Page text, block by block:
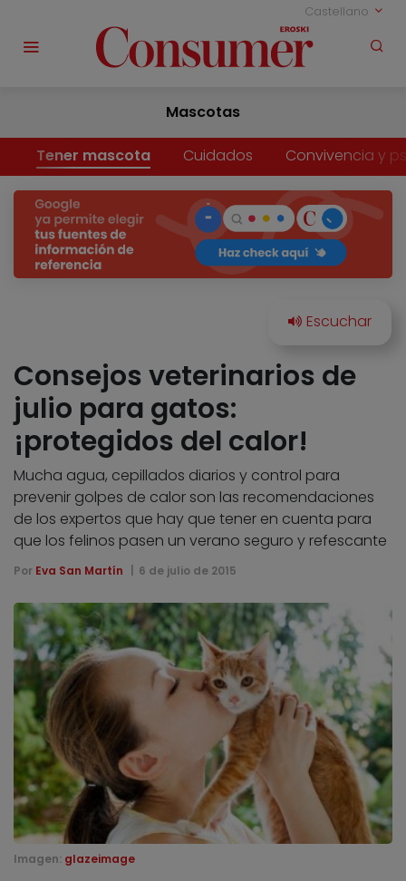
Castellano
Mascotas
Tener mascota Cuidados Convivencia y
Consejos veterinarios de
julio para gatos:
¡protegidos del calor!
Mucha agua, cepillados diarios y control para
prevenir golpes de calor son las recomendaciones
de los expertos que hay que tener en cuenta para
que los felinos pasen un verano seguro y refescante
Por Eva San Martín 6 de julio de 2015
Imagen: glazeimage